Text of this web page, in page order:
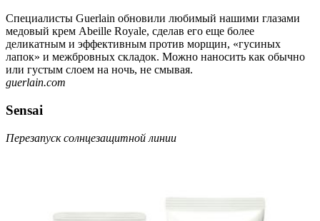
Специалисты Guerlain обновили любимый нашими глазами
медовый крем Abeille Royale, сделав его еще более
деликатным и эффективным против морщин, «гусиных
лапок» и межбровных складок. Можно наносить как обычно
или густым слоем на ночь, не смывая.
guerlain.com
Sensai
Перезапуск солнцезащитной линии